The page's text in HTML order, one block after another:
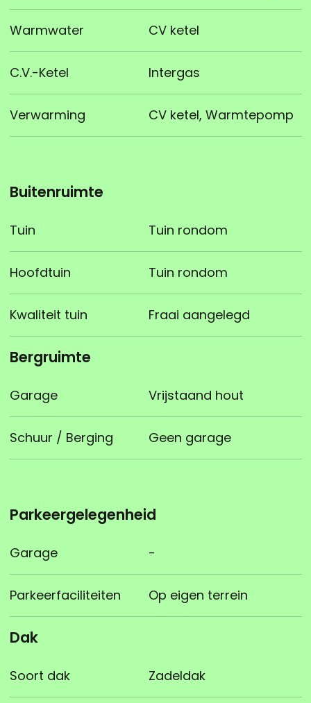
Warmwater CV ketel
C.V.-Ketel Intergas
Verwarming CV ketel, Warmtepomp
Buitenruimte
Tuin Tuin rondom
Hoofdtuin Tuin rondom
Kwaliteit tuin Fraai aangelegd
Bergruimte
Garage Vrijstaand hout
Schuur / Berging Geen garage
Parkeergelegenheid
Garage -
Parkeerfaciliteiten Op eigen terrein
Dak
Soort dak Zadeldak